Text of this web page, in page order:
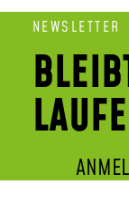
NEWSLETTER